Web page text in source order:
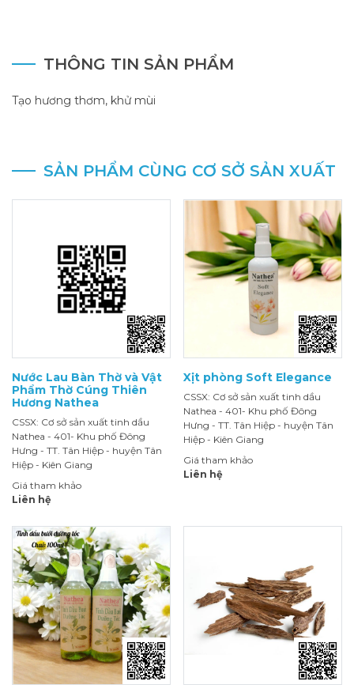
THÔNG TIN SẢN PHẨM
Tạo hương thơm, khử mùi
SẢN PHẨM CÙNG CƠ SỞ SẢN XUẤT
Nước Lau Bàn Thờ và Vật
Phẩm Thờ Cúng Thiên
Hương Nathea
CSSX: Cơ sở sản xuất tinh dầu
Nathea - 401- Khu phố Đông
Hưng - TT. Tân Hiệp - huyện Tân
Hiệp - Kiên Giang
Giá tham khảo
Liên hệ
Xịt phòng Soft Elegance
CSSX: Cơ sở sản xuất tinh dầu
Nathea - 401- Khu phố Đông
Hưng - TT. Tân Hiệp - huyện Tân
Hiệp - Kiên Giang
Giá tham khảo
Liên hệ